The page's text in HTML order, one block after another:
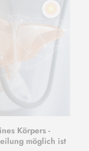
Körpers -
möglich ist